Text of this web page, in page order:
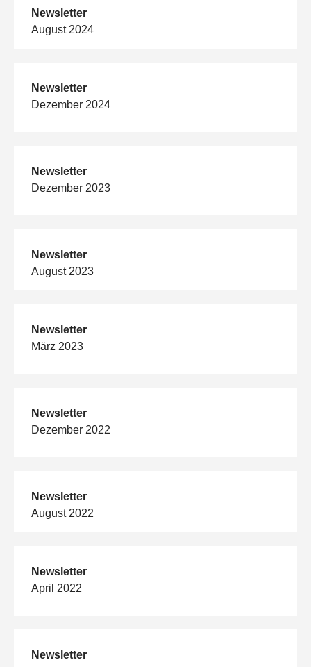
Newsletter
August 2024
Newsletter
Dezember 2024
Newsletter
Dezember 2023
Newsletter
August 2023
Newsletter
März 2023
Newsletter
Dezember 2022
Newsletter
August 2022
Newsletter
April 2022
Newsletter